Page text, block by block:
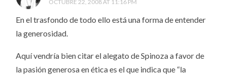
OCTUBRE 22, 2008 AT 11:16 PM
En el trasfondo de todo ello está una forma de entender
la generosidad.
Aquí vendría bien citar el alegato de Spinoza a favor de
la pasión generosa en ética es el que indica que “la